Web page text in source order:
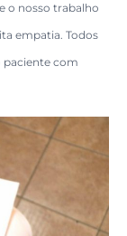
o nosso trabalho
empatia. Todos
paciente com